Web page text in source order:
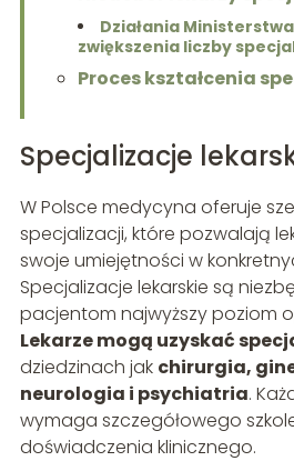
Działania
zwiększenia liczby
Proces kształcenia
Specjalizacje
W Polsce medycyna oferuje
specjalizacji, które pozwalają
swoje umiejętności w
Specjalizacje lekarskie są
pacjentom najwyższy poziom
Lekarze mogą uzyskać
dziedzinach jak chirurgia,
neurologia i psychiatria.
wymaga szczegółowego
doświadczenia klinicznego.